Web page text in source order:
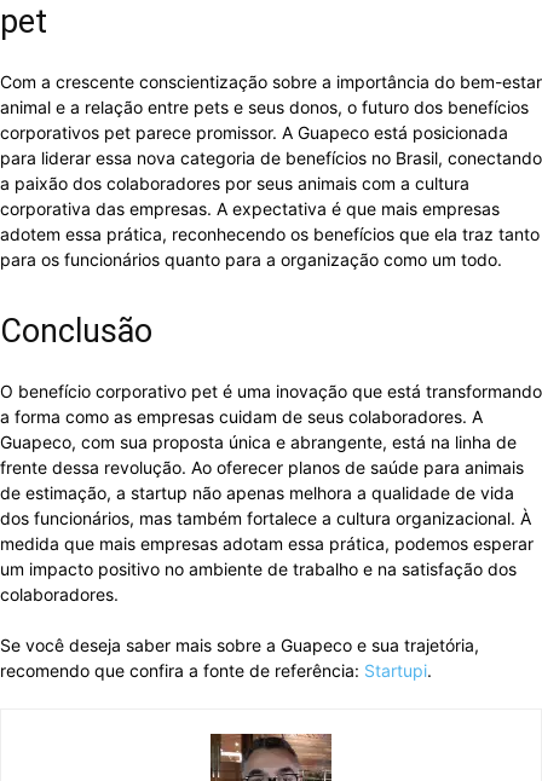
pet
Com a crescente conscientização sobre a importância do bem-estar
animal e a relação entre pets e seus donos, o futuro dos benefícios
corporativos pet parece promissor. A Guapeco está posicionada
para liderar essa nova categoria de benefícios no Brasil, conectando
a paixão dos colaboradores por seus animais com a cultura
corporativa das empresas. A expectativa é que mais empresas
adotem essa prática, reconhecendo os benefícios que ela traz tanto
para os funcionários quanto para a organização como um todo.
Conclusão
O benefício corporativo pet é uma inovação que está transformando
a forma como as empresas cuidam de seus colaboradores. A
Guapeco, com sua proposta única e abrangente, está na linha de
frente dessa revolução. Ao oferecer planos de saúde para animais
de estimação, a startup não apenas melhora a qualidade de vida
dos funcionários, mas também fortalece a cultura organizacional. À
medida que mais empresas adotam essa prática, podemos esperar
um impacto positivo no ambiente de trabalho e na satisfação dos
colaboradores.
Se você deseja saber mais sobre a Guapeco e sua trajetória,
recomendo que confira a fonte de referência: Startupi.